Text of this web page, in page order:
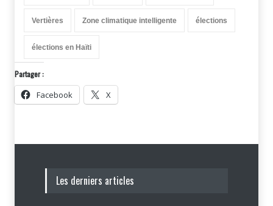
Vertières Zone climatique intelligente élections
élections en Haïti
Partager :
Facebook X
Les derniers articles